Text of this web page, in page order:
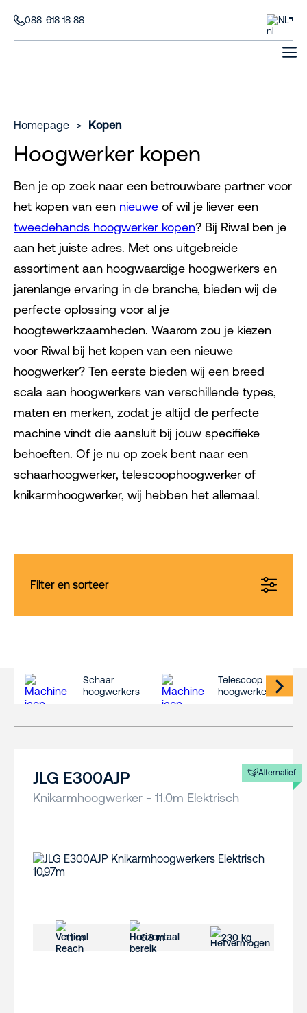
088-618 18 88 NL
Homepage > Kopen
Hoogwerker kopen
Ben je op zoek naar een betrouwbare partner voor
het kopen van een nieuwe of wil je liever een
tweedehands hoogwerker kopen? Bij Riwal ben je
aan het juiste adres. Met ons uitgebreide
assortiment aan hoogwaardige hoogwerkers en
jarenlange ervaring in de branche, bieden wij de
perfecte oplossing voor al je
hoogtewerkzaamheden. Waarom zou je kiezen
voor Riwal bij het kopen van een nieuwe
hoogwerker? Ten eerste bieden wij een breed
scala aan hoogwerkers van verschillende types,
maten en merken, zodat je altijd de perfecte
machine vindt die aansluit bij jouw specifieke
behoeften. Of je nu op zoek bent naar een
schaarhoogwerker, telescoophoogwerker of
knikarmhoogwerker, wij hebben het allemaal.
Filter en sorteer
Schaar-
hoogwerkers
Telescoop-
hoogwerkers
Alternatief
JLG E300AJP
Knikarmhoogwerker - 11.0m Elektrisch
11 m 6.8 m 230 kg